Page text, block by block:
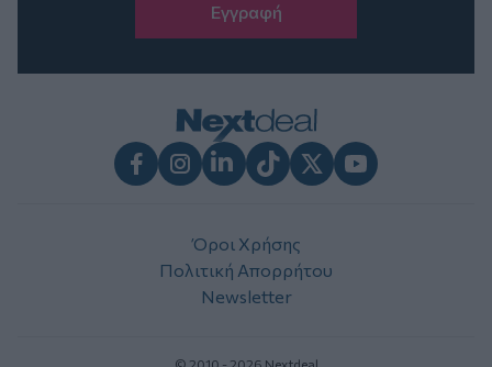
Όροι Χρήσης
Πολιτική Απορρήτου
Newsletter
© 2010 - 2026 Nextdeal